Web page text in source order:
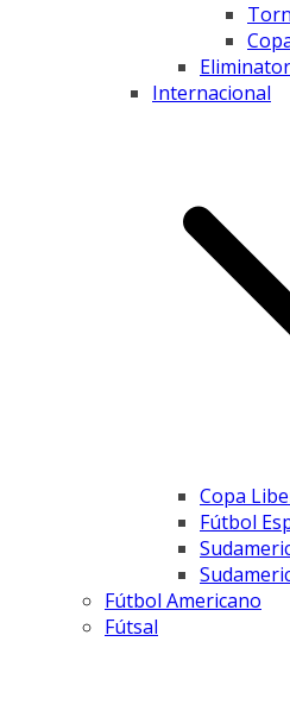
Internacional
Copa
Fútbol
Fútbol Americano
Fútsal